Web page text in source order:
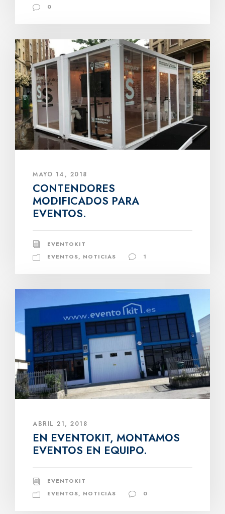
0
MAYO 14, 2018
CONTENDORES
MODIFICADOS PARA
EVENTOS.
EVENTOKIT
EVENTOS, NOTICIAS 1
ABRIL 21, 2018
EN EVENTOKIT, MONTAMOS
EVENTOS EN EQUIPO.
EVENTOKIT
EVENTOS, NOTICIAS 0